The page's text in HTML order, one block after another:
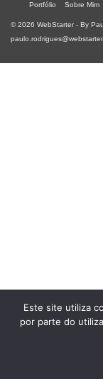
Portfólio Sobre Mim
© 2026 WebStarter - By
Este site utiliza
por parte do